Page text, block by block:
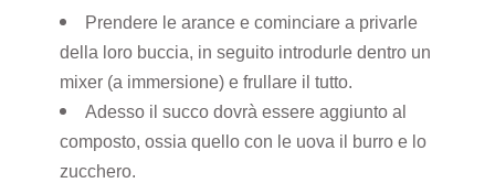
Prendere le arance e cominciare a privarle
della loro buccia, in seguito introdurle dentro un
mixer (a immersione) e frullare il tutto.
Adesso il succo dovrà essere aggiunto al
composto, ossia quello con le uova il burro e lo
zucchero.